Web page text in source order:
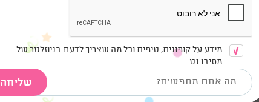
הכנת תכשיטים
– כאשר מדובר ביום הולדת ובו רב
רוצים ניתן להתאים את הסדנה הזו גם לבנים, או לחלופין
הכנת תיקים וחולצות– גם זוהי סדנה נחמדה אשר נחשבת
או לחלופין מעצבים תיק בסיסי בעזרת חומרים מסוגים
מידע על קופונים, טיפים וכל מה שצריך לדעת בניוזלטר של
מסיבו.נט